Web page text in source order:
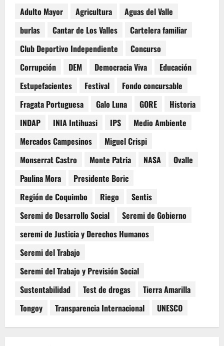
Adulto Mayor Agricultura
Aguas del Valle
burlas
Cantar de Los Valles
Cartelera familiar
Club Deportivo Independiente
Concurso
Corrupción
DEM Democracia Viva
Educación
Estupefacientes
Festival
Fondo concursable
Fragata Portuguesa
Galo Luna GORE
Historia
INDAP
INIA Intihuasi IPS
Medio Ambiente
Mercados Campesinos
Miguel Crispi
Monserrat Castro
Monte Patria NASA
Ovalle
Paulina Mora
Presidente Boric
Región de Coquimbo
Riego
Sentis
Seremi de Desarrollo Social
Seremi de Gobierno
seremi de Justicia y Derechos Humanos
Seremi del Trabajo
Seremi del Trabajo y Previsión Social
Sustentabilidad
Test de drogas
Tierra Amarilla
Tongoy
Transparencia Internacional UNESCO